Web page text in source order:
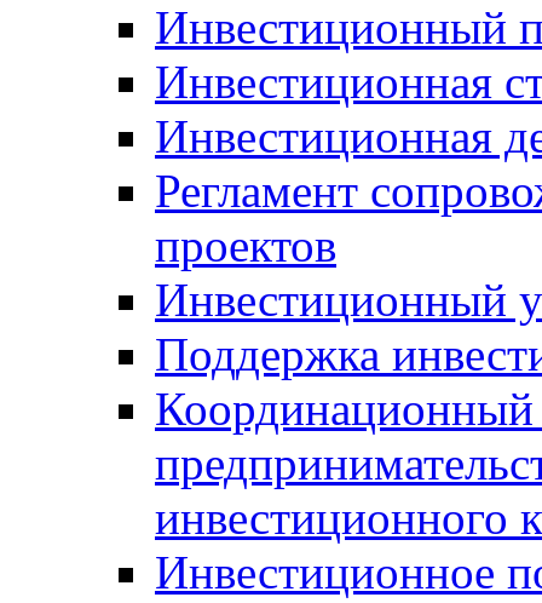
Инвестиционный
Инвестиционная
Инвестиционная
Регламент
проектов
Инвестиционный
Поддержка
Координационный
инвестиционного
Инвестиционное